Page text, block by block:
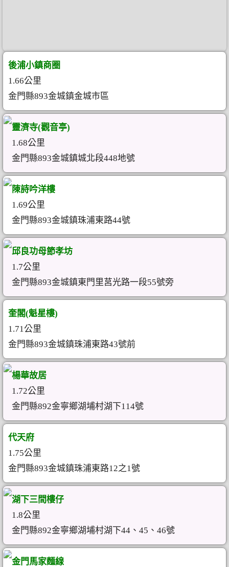
後浦小鎮商圈
1.66公里
金門縣893金城鎮金城市區
靈濟寺(觀音亭)
1.68公里
金門縣893金城鎮城北段448地號
陳詩吟洋樓
1.69公里
金門縣893金城鎮珠浦東路44號
邱良功母節孝坊
1.7公里
金門縣893金城鎮東門里莒光路一段55號旁
奎閣(魁星樓)
1.71公里
金門縣893金城鎮珠浦東路43號前
楊華故居
1.72公里
金門縣892金寧鄉湖埔村湖下114號
代天府
1.75公里
金門縣893金城鎮珠浦東路12之1號
湖下三間樓仔
1.8公里
金門縣892金寧鄉湖埔村湖下44、45、46號
金門馬家麵線